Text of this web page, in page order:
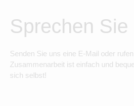
Sprechen Sie
Senden Sie uns eine E-Mail oder
Zusammenarbeit ist einfach und
sich selbst!